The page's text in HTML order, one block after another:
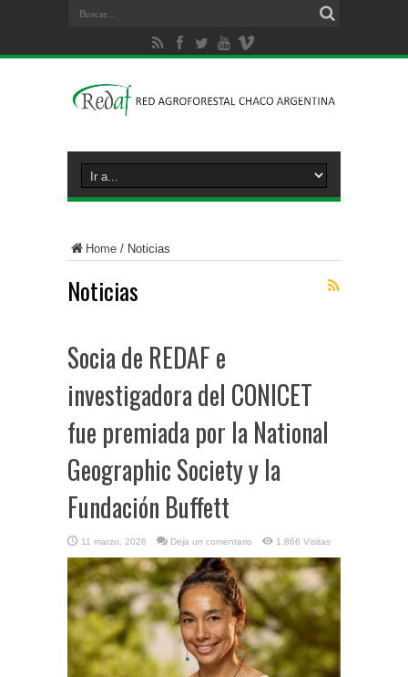
Home / Noticias
Noticias
Socia de REDAF e
investigadora del CONICET
fue premiada por la National
Geographic Society y la
Fundación Buffett
11 marzo, 2026 Deja un comentario 1,866 Visitas